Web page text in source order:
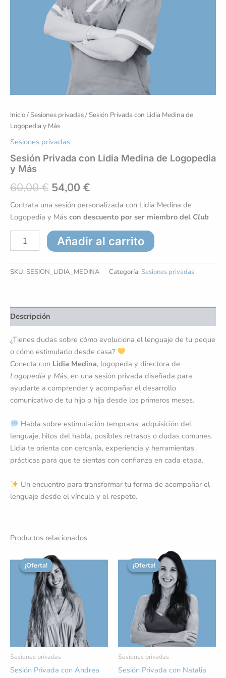
Inicio/Sesiones privadas/ Sesión Privada con Lidia Medina de
Logopedia y Más
Sesiones privadas
Sesión Privada con Lidia Medina de Logopedia
y Más
60,00€ 54,00 €
Contrata una sesión personalizada con Lidia Medina de
Logopedia y Más con descuento por ser miembro del Club
Añadir al carrito
SKU: SESION_LIDIA_MEDINA Categoría:Sesiones privadas
Descripción
¿Tienes dudas sobre cómo evoluciona el lenguaje de tu peque
o cómo estimularlo desde casa?
Conecta con Lidia Medina, logopeda y directora de
Logopedia y Más, en una sesión privada diseñada para
ayudarte a comprender y acompañar el desarrollo
comunicativo de tu hijo o hija desde los primeros meses.
Habla sobre estimulación temprana, adquisición del
lenguaje, hitos del habla, posibles retrasos o dudas comunes.
Lidia te orienta con cercanía, experiencia y herramientas
prácticas para que te sientas con confianza en cada etapa.
Un encuentro para transformar tu forma de acompañar el
lenguaje desde el vínculo y el respeto.
Productos relacionados
¡Oferta!
¡Oferta!
Sesiones privadas
Sesión Privada con Andrea
precio
original
era:
65,00 €.
precio
actual
es:
58,50 €.
¡Oferta!
¡Oferta!
Sesiones privadas
Sesión Privada con Natalia
precio
original
era:
50,00 €.
El
precio
actual
es:
47,50 €.